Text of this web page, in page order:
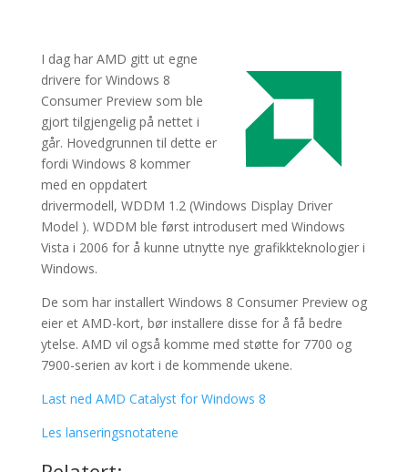
I dag har AMD gitt ut egne
drivere for Windows 8
Consumer Preview som ble
gjort tilgjengelig på nettet i
går. Hovedgrunnen til dette er
fordi Windows 8 kommer
med en oppdatert
drivermodell, WDDM 1.2 (Windows Display Driver
Model ). WDDM ble først introdusert med Windows
Vista i 2006 for å kunne utnytte nye grafikkteknologier i
Windows.
De som har installert Windows 8 Consumer Preview og
eier et AMD-kort, bør installere disse for å få bedre
ytelse. AMD vil også komme med støtte for 7700 og
7900-serien av kort i de kommende ukene.
Last ned AMD Catalyst for Windows 8
Les lanseringsnotatene